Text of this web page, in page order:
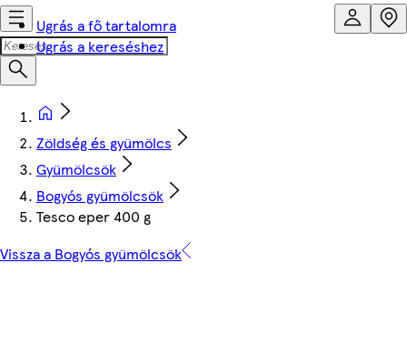
Ugrás a fő tartalomra
Ugrás a kereséshez
Zöldség és gyümölcs
Gyümölcsök
Bogyós gyümölcsök
Tesco eper 400 g
Vissza a Bogyós gyümölcsök